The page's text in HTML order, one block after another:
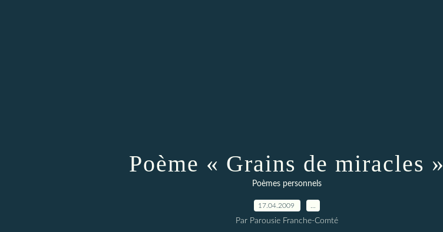
Poème « Grains de miracles »
Poèmes personnels
17.04.2009
Par Parousie Franche-Comté